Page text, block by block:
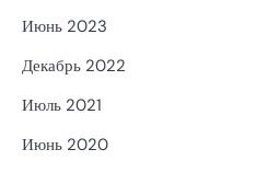
Июнь 2023
Декабрь 2022
Июль 2021
Июнь 2020